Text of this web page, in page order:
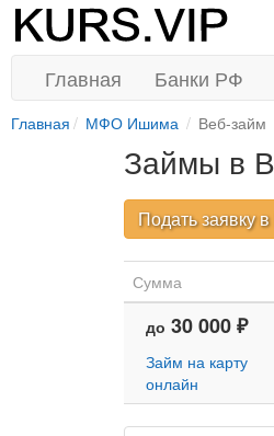
Главная Банки РФ
Главная МФО Ишима Веб-займ
Займы в
Подать заявку
Сумма
до 30 000 ₽
Займ на карту
онлайн